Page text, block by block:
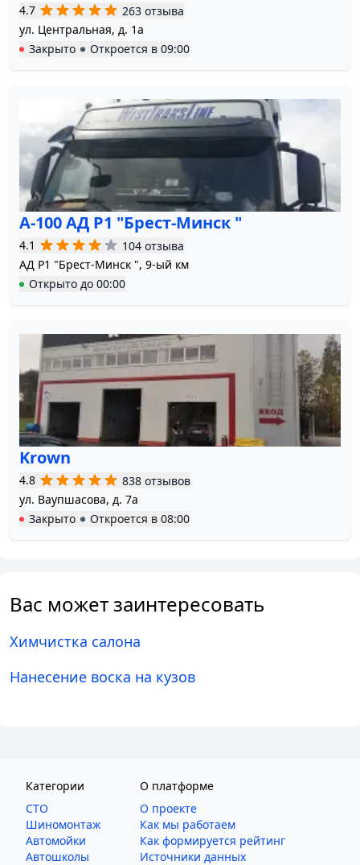
4.7
263 отзыва
ул. Центральная, д. 1а
Закрыто
Откроется в 09:00
А-100 АД Р1 "Брест-Минск "
4.1
104 отзыва
АД Р1 "Брест-Минск ", 9-ый км
Открыто до 00:00
Krown
4.8
838 отзывов
ул. Ваупшасова, д. 7а
Закрыто
Откроется в 08:00
Вас может заинтересовать
Химчистка салона
Нанесение воска на кузов
Категории
СТО
Шиномонтаж
Автомойки
Автошколы
О платформе
О проекте
Как мы работаем
Как формируется рейтинг
Источники данных